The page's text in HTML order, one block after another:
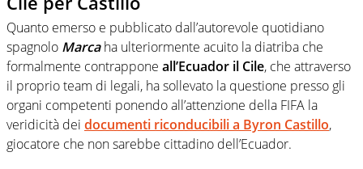
Quanto emerso e pubblicato dall’autorevole quotidiano
spagnolo Marca ha ulteriormente acuito la diatriba che
formalmente contrappone all’Ecuador il Cile, che attraverso
il proprio team di legali, ha sollevato la questione presso gli
organi competenti ponendo all’attenzione della FIFA la
veridicità dei documenti riconducibili a Byron Castillo,
giocatore che non sarebbe cittadino dell’Ecuador.